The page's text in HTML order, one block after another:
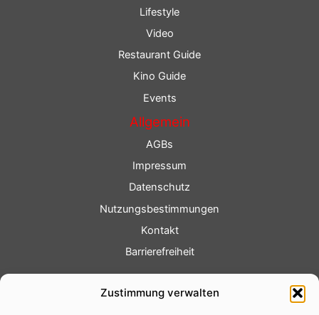
Zustimmung verwalten
Lifestyle
Video
Restaurant Guide
Kino Guide
Events
Allgemein
AGBs
Impressum
Datenschutz
Nutzungsbestimmungen
Kontakt
Barrierefreiheit
Fotoservice